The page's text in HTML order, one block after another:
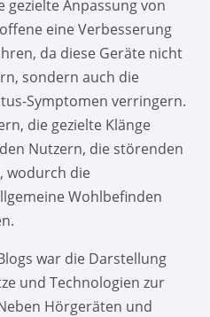
Anpassung von
eine Verbesserung
da diese Geräte nicht
sondern auch die
Symptomen verringern.
die gezielte Klänge
Nutzern, die störenden
wodurch die
Wohlbefinden
war die Darstellung
und Technologien zur
Hörgeräten und